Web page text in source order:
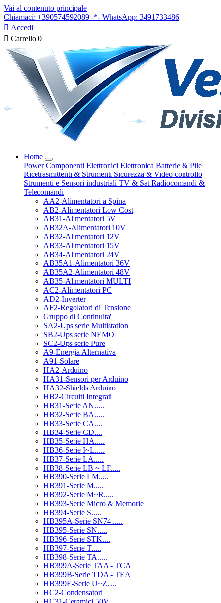
Vai al contenuto principale
Chiamaci: +390574592089 -*- WhatsApp: 3491733486
 Accedi
 Carrello 0
Home
PowerComponenti Elettronici Elettronica Batterie & Pile
Ricetrasmittenti & Strumenti Sicurezza & Video controllo
Strumenti e Sensori industriali TV & Sat Radiocomandi &
Telecomandi
AA2-Alimentatori a Spina
AB2-Alimentatori Low Cost
AB31-Alimentatori 5V
AB32A-Alimentatori 10V
AB32-Alimentatori 12V
AB33-Alimentatori 15V
AB34-Alimentatori 24V
AB35A1-Alimentatori 36V
AB35A2-Alimentatori 48V
AB35-Alimentatori MULTI
AC2-Alimentatori PC
AD2-Inverter
AF2-Regolatori di Tensione
Gruppo di Continuita'
SA2-Ups serie Multistation
SB2-Ups serie NEMO
SC2-Ups serie Pure
A9-Energia Alternativa
A91-Solare
HA2-Arduino
HA31-Sensori per Arduino
HA32-Shields Arduino
HB2-Circuiti Integrati
HB31-Serie AN.....
HB32-Serie BA.....
HB33-Serie CA....
HB34-Serie CD....
HB35-Serie HA.....
HB36-Serie I~L.....
HB37-Serie LA.....
HB38-Serie LB ~ LF.....
HB390-Serie LM.....
HB391-Serie M.....
HB392-Serie M~R.....
HB393-Serie Micro & Memorie
HB394-Serie S.....
HB395A-Serie SN74 .....
HB395-Serie SN.....
HB396-Serie STK....
HB397-Serie T.....
HB398-Serie TA.....
HB399A-Serie TAA - TCA
HB399B-Serie TDA - TEA
HB399E-Serie U~Z.....
HC2-Condensatori
HC31-Ceramici 50V